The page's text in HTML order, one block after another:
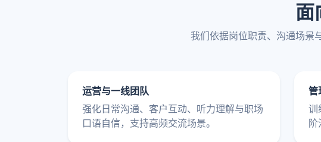
面
我们依据岗位职责、沟通场景
运营与一线团队
强化日常沟通、客户互动、听力理解与职场
口语自信，支持高频交流场景。
管
训
阶